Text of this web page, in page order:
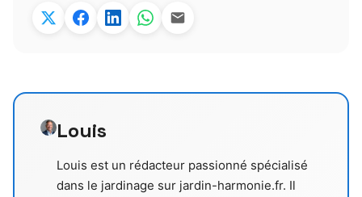
Louis
Louis est un rédacteur passionné spécialisé
dans le jardinage sur jardin-harmonie.fr. Il